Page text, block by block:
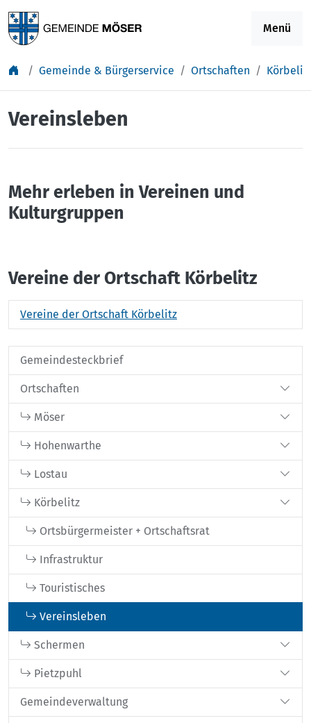
Menü
Gemeinde & Bürgerservice Ortschaften
Vereinsleben
Mehr erleben in Vereinen und
Kulturgruppen
Vereine der Ortschaft Körbelitz
Vereine der Ortschaft Körbelitz
Gemeindesteckbrief
Ortschaften
Möser
Hohenwarthe
Lostau
Körbelitz
Ortsbürgermeister + Ortschaftsrat
Infrastruktur
Touristisches
Vereinsleben
Schermen
Pietzpuhl
Gemeindeverwaltung